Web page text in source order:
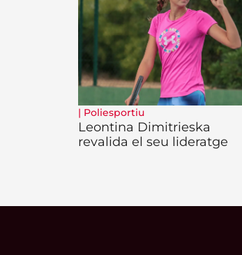
| Poliesportiu
Leontina Dimitrieska
revalida el seu lideratge